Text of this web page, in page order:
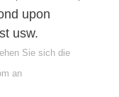
upon
usw.
Sie sich die
an